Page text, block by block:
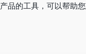
的工具，可以帮助